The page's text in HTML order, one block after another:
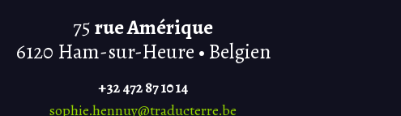
75rue Amérique
6120 Ham-sur-Heure • Belgien
+32 472 87 10 14
sophie.hennuy@traducterre.be